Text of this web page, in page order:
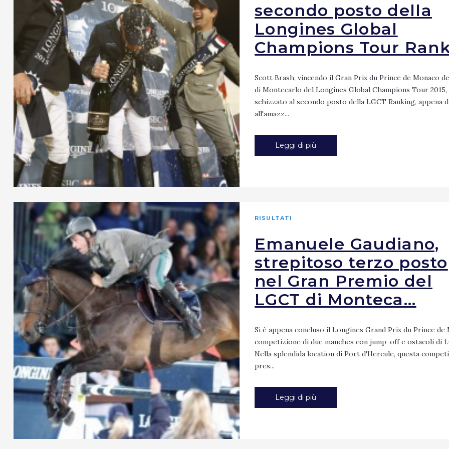
secondo posto della
Longines Global
Champions Tour
Scott Brash, vincendo il Gran Prix du Prince de Monaco
di Montecarlo del Longines Global Champions Tour 2015,
schizzato al secondo posto della LGCT Ranking, appena
all'amazz...
Leggi di più
RISULTATI
Emanuele Gaudiano,
strepitoso terzo posto
nel Gran Premio del
LGCT di Monteca...
Si è appena concluso il Longines Grand Prix du Prince de
competizione di due manches con jump-off e ostacoli di
Nella splendida location di Port d'Hercule, questa
pres...
Leggi di più